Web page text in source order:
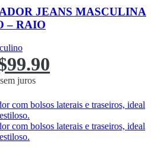
página
do
produto
JEANS MASCULINA
– RAIO
Este
produto
possui
múltiplas
As
opções
podem
ser
escolhidas
99.90
atual
é:
sem juros